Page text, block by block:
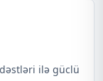
ilə güclü